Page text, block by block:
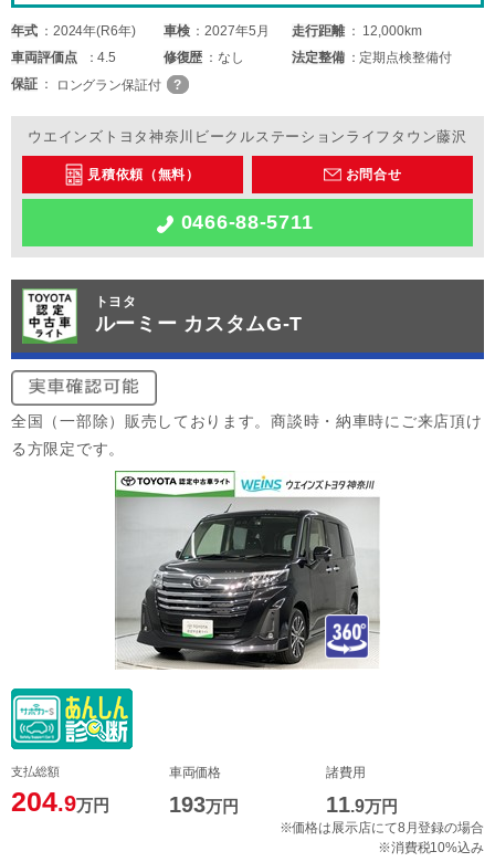
年式 2024年(R6年) 車検 2027年5月 走行距離
12,000km
車両評価点 4.5 修復歴 なし 法定整備
定期点検整備付
保証
ロングラン保証付
ウエインズトヨタ神奈川ビークルステーションライフタウン藤沢
見積依頼（無料） お問合せ
0466-88-5711
トヨタ
ルーミー カスタムG-T
全国（一部除）販売しております。商談時・納車時にご来店頂け
る方限定です。
支払総額
204.9万円
車両価格
193万円
諸費用
11.9万円
※価格は展示店にて8月登録の場合
※消費税10%込み